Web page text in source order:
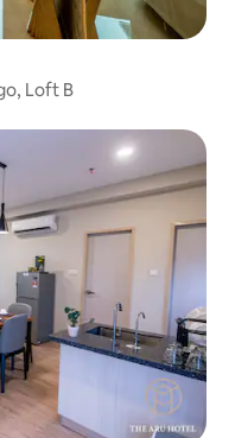
Loft B